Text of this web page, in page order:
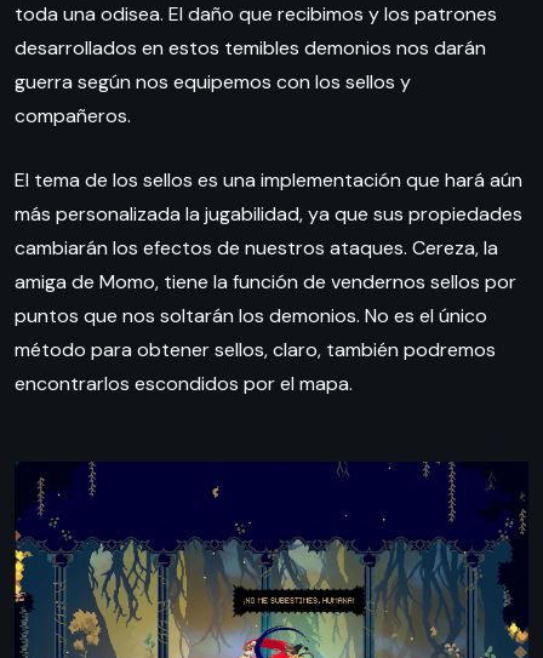
toda una odisea. El daño que recibimos y los patrones
desarrollados en estos temibles demonios nos darán
guerra según nos equipemos con los sellos y
compañeros.
El tema de los sellos es una implementación que hará aún
más personalizada la jugabilidad, ya que sus propiedades
cambiarán los efectos de nuestros ataques. Cereza, la
amiga de Momo, tiene la función de vendernos sellos por
puntos que nos soltarán los demonios. No es el único
método para obtener sellos, claro, también podremos
encontrarlos escondidos por el mapa.